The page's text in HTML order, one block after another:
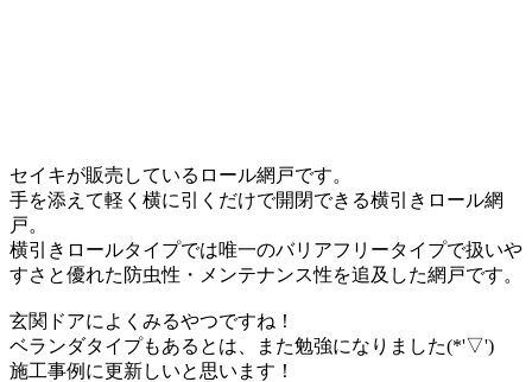
セイキが販売しているロール網戸です。
手を添えて軽く横に引くだけで開閉できる横引きロール網
戸。
横引きロールタイプでは唯一のバリアフリータイプで扱いや
すさと優れた防虫性・メンテナンス性を追及した網戸です。
玄関ドアによくみるやつですね！
ベランダタイプもあるとは、また勉強になりました(*'▽')
施工事例に更新しいと思います！